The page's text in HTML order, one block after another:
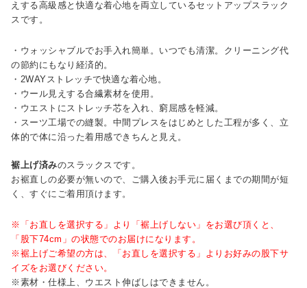
えする高級感と快適な着心地を両立しているセットアップスラック
スです。
・ウォッシャブルでお手入れ簡単。いつでも清潔。クリーニング代
の節約にもなり経済的。
・2WAYストレッチで快適な着心地。
・ウール見えする合繊素材を使用。
・ウエストにストレッチ芯を入れ、窮屈感を軽減。
・スーツ工場での縫製。中間プレスをはじめとした工程が多く、立
体的で体に沿った着用感できちんと見え。
裾上げ済みのスラックスです。
お裾直しの必要が無いので、ご購入後お手元に届くまでの期間が短
く、すぐにご着用頂けます。
※「お直しを選択する」より「裾上げしない」をお選び頂くと、
「股下74cm」の状態でのお届けになります。
※裾上げご希望の方は、「お直しを選択する」よりお好みの股下サ
イズをお選びください。
※素材・仕様上、ウエスト伸ばしはできません。